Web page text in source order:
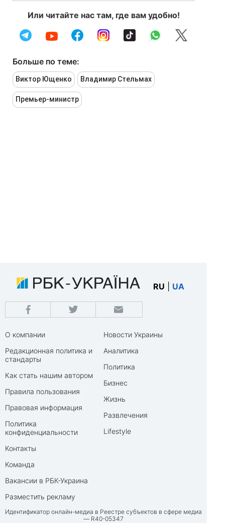
Или читайте нас там, где вам удобно!
Больше по теме:
Виктор Ющенко Владимир Стельмах
Премьер-министр
RU UA
О компании
Редакционная политика и
стандарты
Как стать нашим автором
Правила пользования
Правовая информация
Политика
конфиденциальности
Контакты
Команда
Вакансии в РБК-Украина
Разместить рекламу
Новости Украины
Аналитика
Политика
Бизнес
Жизнь
Развлечения
Lifestyle
Идентификатор онлайн-медиа в Реестре субъектов в сфере медиа
— R40-05347